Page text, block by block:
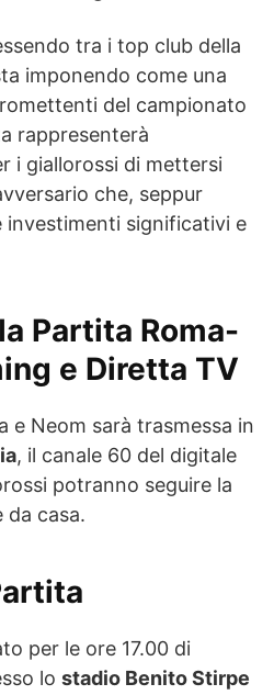
tra i top club della
imponendo come una
del campionato
rappresenterà
i giallorossi di mettersi
che, seppur
investimenti significativi e
Partita Roma-
e Diretta TV
e Neom sarà trasmessa in
, il canale 60 del digitale
potranno seguire la
casa.
per le ore 17.00 di
lo stadio Benito Stirpe